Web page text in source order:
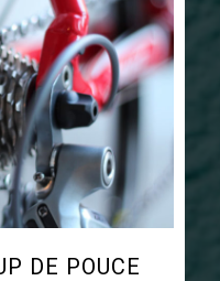
DE POUCE